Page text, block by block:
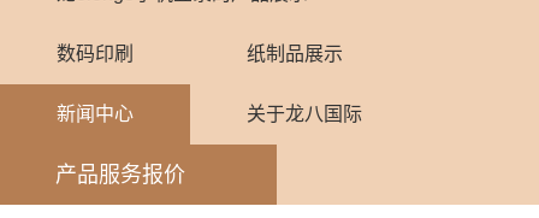
数码印刷 纸制品展示
新闻中心 关于龙八国际
产品服务报价